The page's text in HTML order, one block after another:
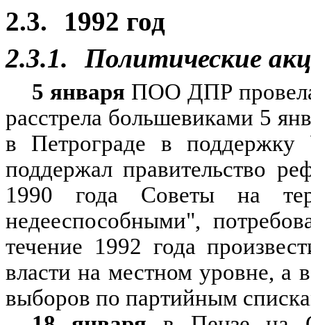
2.3.
1992 год
2.3.1.
Политические
5 января ПОО ДПР
расстрела большевиками 5
в Петрограде в поддержку
поддержал правительство
1990 года Советы на
недееспособными",
течение 1992 года
власти на местном уровне, а
выборов по партийным